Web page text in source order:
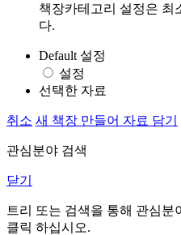
책장카테고리 설정은 최
다.
Default 설정
설정
선택한 자료
취소 새 책장 만들어 자료 담기
관심분야 검색
닫기
트리 또는 검색을 통해 관심분
클릭 하십시오.